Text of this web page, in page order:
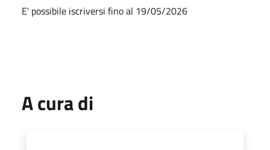
E' possibile iscriversi fino al 19/05/2026
A cura di